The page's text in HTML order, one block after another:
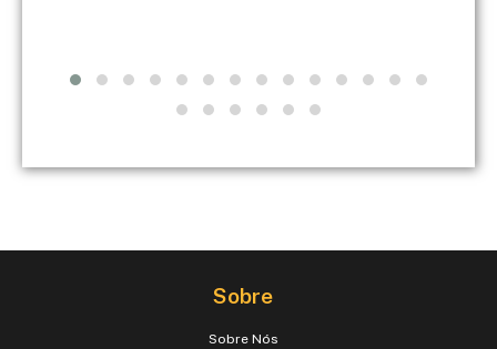
Sobre
Sobre Nós